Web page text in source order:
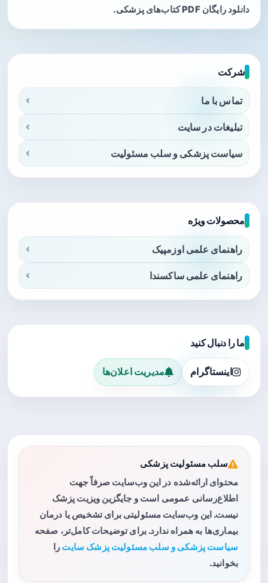
دانلود رایگان PDF کتاب‌های پزشکی.
شرکت
تماس با ما
تبلیغات در سایت
سیاست پزشکی و سلب مسئولیت
محصولات ویژه
راهنمای علمی اوزمپیک
راهنمای علمی ساکسندا
ما را دنبال کنید
اینستاگرام مدیریت اعلان‌ها
سلب مسئولیت پزشکی
محتوای ارائه‌شده در این وب‌سایت صرفاً جهت
اطلاع‌رسانی عمومی است و جایگزین ویزیت پزشک
نیست. این وب‌سایت مسئولیتی برای تشخیص یا درمان
بیماری‌ها به همراه ندارد. برای توضیحات کامل‌تر، صفحه
سیاست پزشکی و سلب مسئولیت پزشک سایت را
بخوانید.